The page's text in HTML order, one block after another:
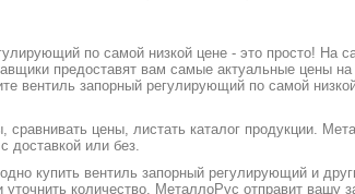
по самой низкой цене - это просто! На
предоставят вам самые актуальные цены
вентиль запорный регулирующий по самой
цены, листать каталог продукции.
доставкой или без.
купить вентиль запорный регулирующий и
количество. МеталлоРус отправит вашу